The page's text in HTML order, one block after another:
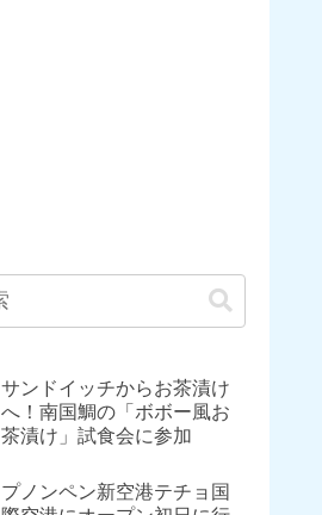
サンドイッチからお茶漬け
へ！南国鯛の「ボボー風お
茶漬け」試食会に参加
プノンペン新空港テチョ国